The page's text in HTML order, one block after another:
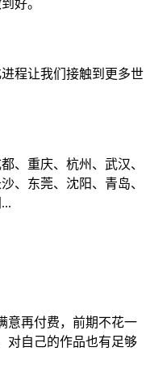
好。
程让我们接触到更多世
、重庆、杭州、武汉、
、东莞、沈阳、青岛、
意再付费，前期不花一
对自己的作品也有足够